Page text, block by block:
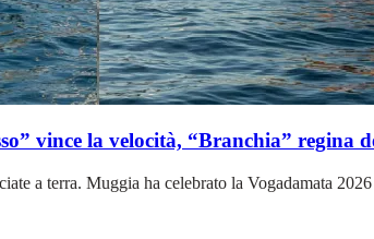
vince la velocità, “Branchia” regina
a terra. Muggia ha celebrato la Vogadamata